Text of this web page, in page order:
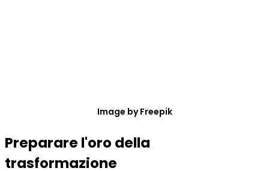
Image by Freepik
Preparare l'oro della
trasformazione